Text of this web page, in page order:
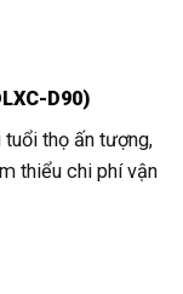
D90)
tuổi thọ ấn tượng,
thiểu chi phí vận